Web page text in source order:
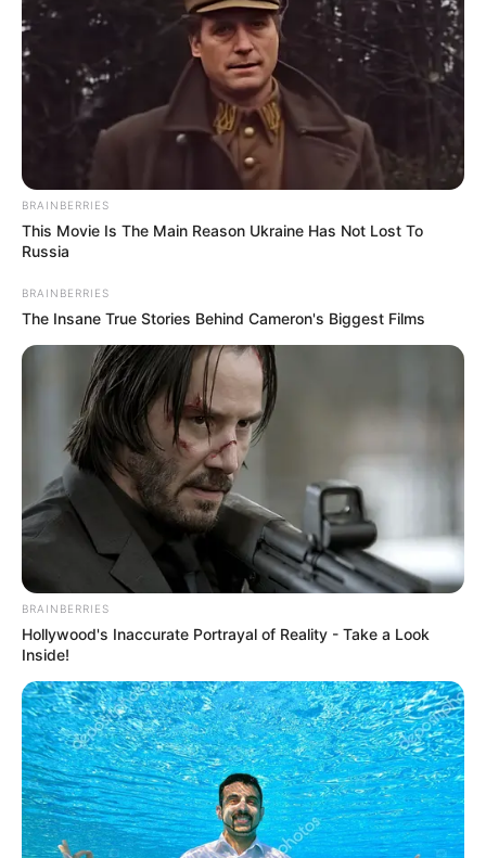
BRAINBERRIES
This Movie Is The Main Reason Ukraine Has Not Lost To
Russia
BRAINBERRIES
The Insane True Stories Behind Cameron's Biggest Films
BRAINBERRIES
Hollywood's Inaccurate Portrayal of Reality - Take a Look
Inside!